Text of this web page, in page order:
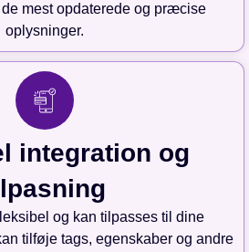
mest opdaterede og præcise
oplysninger.
integration og
og kan tilpasses til dine
tilføje tags, egenskaber og andre